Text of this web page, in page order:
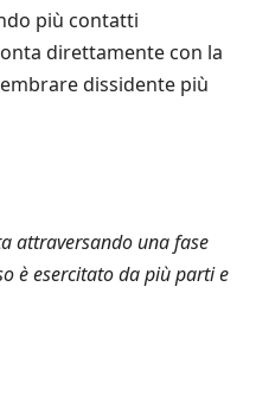
più contatti
direttamente con la
dissidente più
attraversando una fase
è esercitato da più parti e